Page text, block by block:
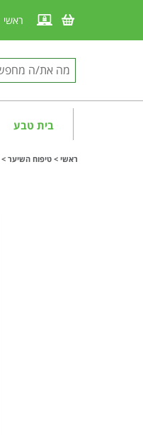
ראשי
בית טבע
ראשי > טיפוח השיער >